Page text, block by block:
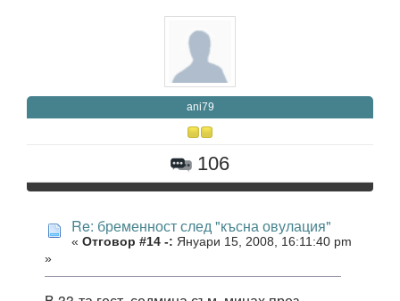
ani79
106
Re: бременност след "късна овулация"
« Отговор #14 -: Януари 15, 2008, 16:11:40 pm
»